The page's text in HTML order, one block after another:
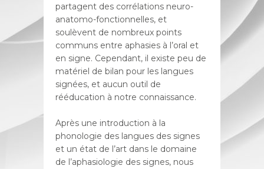
partagent des corrélations neuro-
anatomo-fonctionnelles, et
soulèvent de nombreux points
communs entre aphasies à l’oral et
en signe. Cependant, il existe peu de
matériel de bilan pour les langues
signées, et aucun outil de
rééducation à notre connaissance.
Après une introduction à la
phonologie des langues des signes
et un état de l’art dans le domaine
de l’aphasiologie des signes, nous